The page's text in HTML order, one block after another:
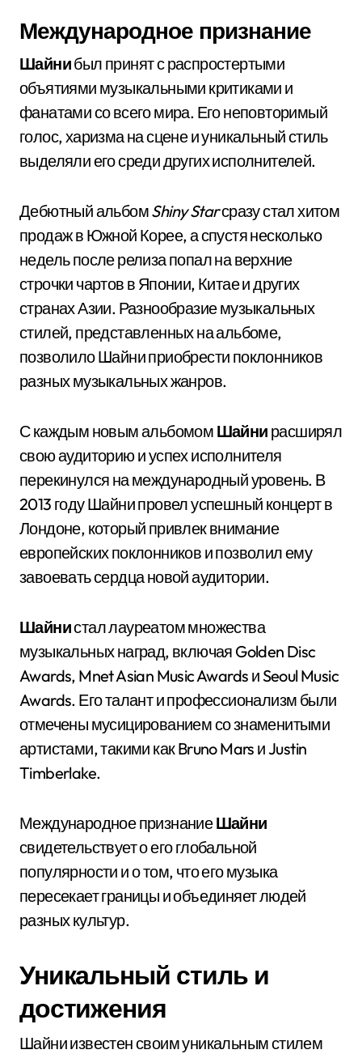
Международное признание
Шайнибыл принят с распростертыми
объятиями музыкальными критиками и
фанатами со всего мира. Его неповторимый
голос, харизма на сцене и уникальный стиль
выделяли его среди других исполнителей.
Дебютный альбомShiny Starсразу стал хитом
продаж в Южной Корее, а спустя несколько
недель после релиза попал на верхние
строчки чартов в Японии, Китае и других
странах Азии. Разнообразие музыкальных
стилей, представленных на альбоме,
позволило Шайни приобрести поклонников
разных музыкальных жанров.
С каждым новым альбомом Шайни расширял
свою аудиторию и успех исполнителя
перекинулся на международный уровень. В
2013 году Шайни провел успешный концерт в
Лондоне, который привлек внимание
европейских поклонников и позволил ему
завоевать сердца новой аудитории.
Шайнистал лауреатом множества
музыкальных наград, включая Golden Disc
Awards, Mnet Asian Music Awards и Seoul Music
Awards. Его талант и профессионализм были
отмечены мусицированием со знаменитыми
артистами, такими как Bruno Mars и Justin
Timberlake.
Международное признаниеШайни
свидетельствует о его глобальной
популярности и о том, что его музыка
пересекает границы и объединяет людей
разных культур.
Уникальный стиль и
достижения
Шайни известен своим уникальным стилем